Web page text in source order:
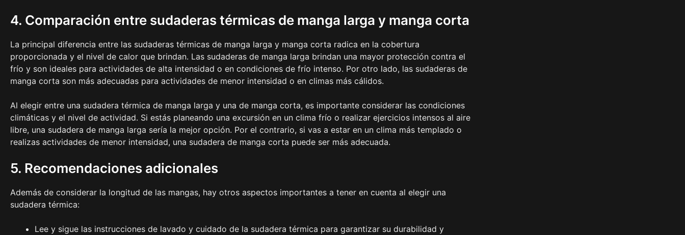
4. Comparación entre sudaderas térmicas de manga larga y manga corta
La principal diferencia entre las sudaderas térmicas de manga larga y manga corta radica en la cobertura
proporcionada y el nivel de calor que brindan. Las sudaderas de manga larga brindan una mayor protección contra el
frío y son ideales para actividades de alta intensidad o en condiciones de frío intenso. Por otro lado, las sudaderas de
manga corta son más adecuadas para actividades de menor intensidad o en climas más cálidos.
Al elegir entre una sudadera térmica de manga larga y una de manga corta, es importante considerar las condiciones
climáticas y el nivel de actividad. Si estás planeando una excursión en un clima frío o realizar ejercicios intensos al aire
libre, una sudadera de manga larga sería la mejor opción. Por el contrario, si vas a estar en un clima más templado o
realizas actividades de menor intensidad, una sudadera de manga corta puede ser más adecuada.
5. Recomendaciones adicionales
Además de considerar la longitud de las mangas, hay otros aspectos importantes a tener en cuenta al elegir una
sudadera térmica:
Lee y sigue las instrucciones de lavado y cuidado de la sudadera térmica para garantizar su durabilidad y